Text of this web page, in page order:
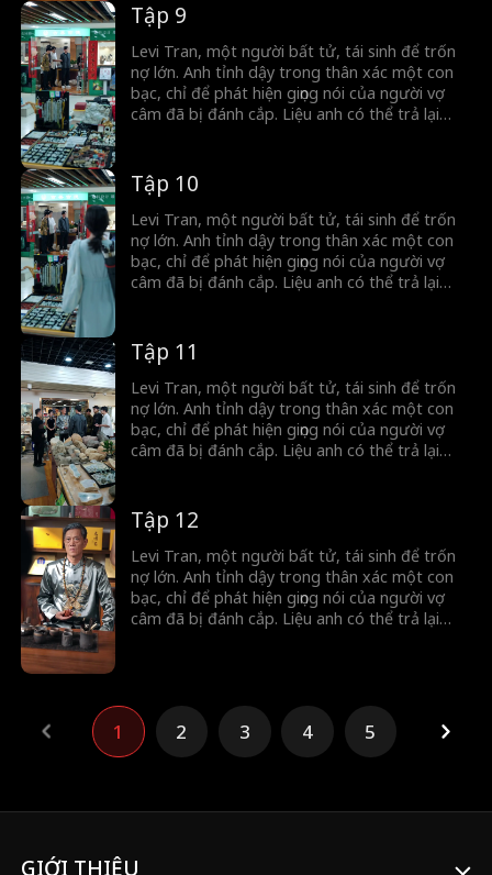
Tập 9
Levi Tran, một người bất tử, tái sinh để trốn
nợ lớn. Anh tỉnh dậy trong thân xác một con
bạc, chỉ để phát hiện giọng nói của người vợ
câm đã bị đánh cắp. Liệu anh có thể trả lại
Tập 10
Levi Tran, một người bất tử, tái sinh để trốn
nợ lớn. Anh tỉnh dậy trong thân xác một con
bạc, chỉ để phát hiện giọng nói của người vợ
câm đã bị đánh cắp. Liệu anh có thể trả lại
Tập 11
Levi Tran, một người bất tử, tái sinh để trốn
nợ lớn. Anh tỉnh dậy trong thân xác một con
bạc, chỉ để phát hiện giọng nói của người vợ
câm đã bị đánh cắp. Liệu anh có thể trả lại
Tập 12
Levi Tran, một người bất tử, tái sinh để trốn
nợ lớn. Anh tỉnh dậy trong thân xác một con
bạc, chỉ để phát hiện giọng nói của người vợ
câm đã bị đánh cắp. Liệu anh có thể trả lại
1 2 3 4 5
GIỚI THIỆU